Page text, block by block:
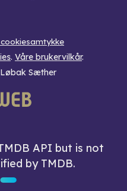
. Våre brukervilkår.
Sæther
API but is not
by TMDB.